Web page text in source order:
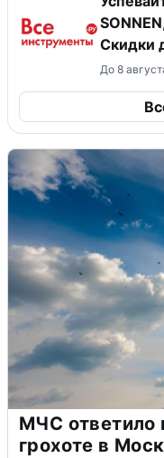
Скидки
До 8
МЧС ответило
грохоте в